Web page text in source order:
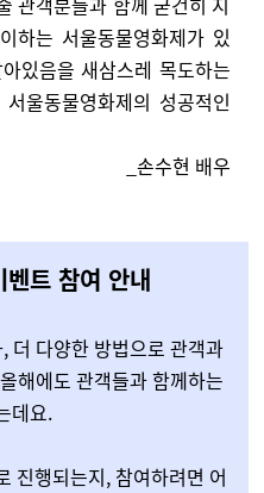
하는 서울동물영화제가 있
있음을 새삼스레 목도하는
울동물영화제의 성공적인
_손수현 배우
트 참여 안내
더 다양한 방법으로 관객과
해에도 관객들과 함께하는
데요.
진행되는지, 참여하려면 어